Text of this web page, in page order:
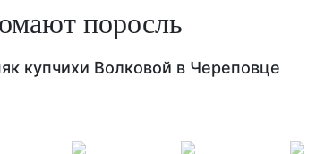
поросль
купчихи Волковой в Череповце